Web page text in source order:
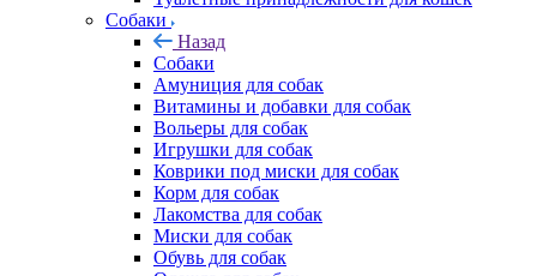
Собаки
Назад
Собаки
Амуниция для собак
Витамины и добавки для собак
Вольеры для собак
Игрушки для собак
Коврики под миски для собак
Корм для собак
Лакомства для собак
Миски для собак
Обувь для собак